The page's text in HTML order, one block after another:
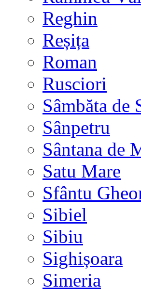
Reghin
Reșița
Roman
Rusciori
Sâmbăta de
Sânpetru
Sântana de
Satu Mare
Sfântu
Sibiel
Sibiu
Sighișoara
Simeria